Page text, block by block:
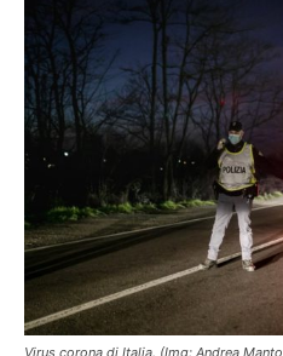
Virus corona di Italia. (Img: Andrea